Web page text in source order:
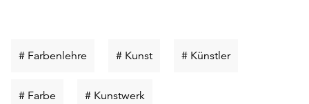
# Farbenlehre Schlüsselwort
# KunstSchlüsselwort
# KünstlerSchlüsselwort
# Farbe Schlüsselwort
# KunstwerkSchlüsselwort